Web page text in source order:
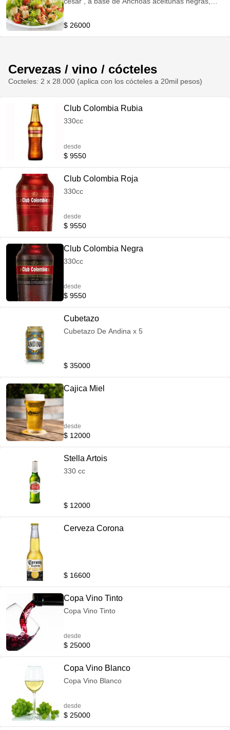
parmesano acompañado con un filete salmón a
$ 26000
Cervezas / vino / cócteles
Cocteles: 2 x 28.000 (aplica con los cócteles a 20mil pesos)
Club Colombia Rubia
330cc
desde
$ 9550
Club Colombia Roja
330cc
desde
$ 9550
Club Colombia Negra
330cc
desde
$ 9550
Cubetazo
Cubetazo De Andina x 5
$ 35000
Cajica Miel
desde
$ 12000
Stella Artois
330 cc
$ 12000
Cerveza Corona
$ 16600
Copa Vino Tinto
Copa Vino Tinto
desde
$ 25000
Copa Vino Blanco
Copa Vino Blanco
desde
$ 25000